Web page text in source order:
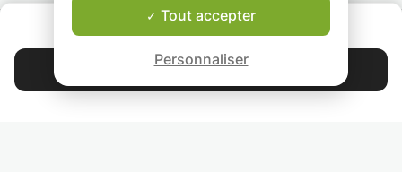
Garantie Le-Bon-Prof
Contacter Sabrina
4.9 44 397
Tout accepter
Personnaliser